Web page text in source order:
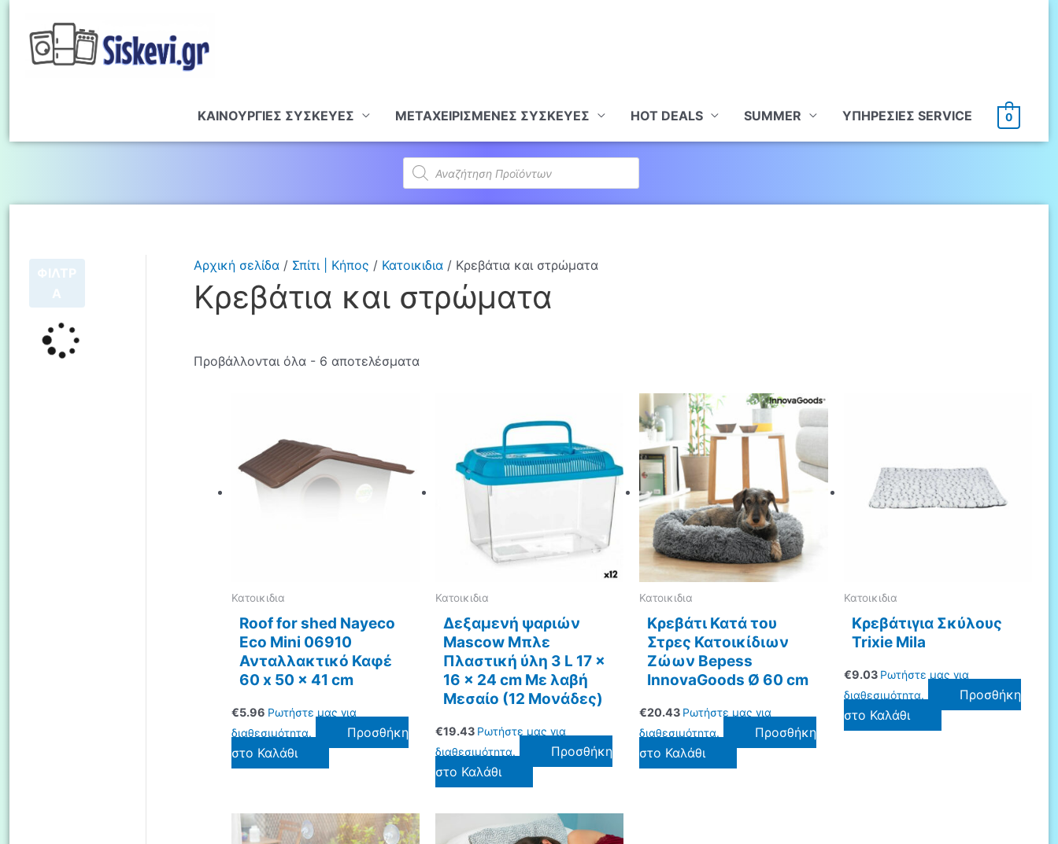
ΚΑΙΝΟΥΡΓΙΕΣ ΣΥΣΚΕΥΕΣ ΜΕΤΑΧΕΙΡΙΣΜΕΝΕΣ ΣΥΣΚΕΥΕΣ HOT DEALS SUMMER ΥΠHΡΕΣΙΕΣ SERVICE 0
Products
search
ΦΙΛΤΡ
Α
Αρχική σελίδα/ Σπίτι | Κήπος / Κατοικιδια/ Κρεβάτια και στρώματα
Κρεβάτια και στρώματα
Προβάλλονται όλα - 6 αποτελέσματα
Κατοικιδια
Roof for shed Nayeco
Eco Mini 06910
Ανταλλακτικό Καφέ
60 x 50 x 41 cm
€5.96 Ρωτήστε μας για
διαθεσιμότητα.
Προσθήκη
στο Καλάθι
Κατοικιδια
Δεξαμενή ψαριών
Mascow Μπλε
Πλαστική ύλη 3 L 17 x
16 x 24 cm Με λαβή
Μεσαίο (12 Μονάδες)
€19.43 Ρωτήστε μας για
διαθεσιμότητα.
Προσθήκη
στο Καλάθι
Κατοικιδια
Κρεβάτι Κατά του
Στρες Κατοικίδιων
Ζώων Bepess
InnovaGoods Ø 60 cm
€20.43 Ρωτήστε μας για
διαθεσιμότητα.
Προσθήκη
στο Καλάθι
Κατοικιδια
Κρεβάτιγια Σκύλους
Trixie Mila
€9.03 Ρωτήστε μας για
διαθεσιμότητα.
Προσθήκη
στο Καλάθι